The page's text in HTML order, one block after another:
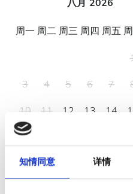
知情同意 详情
八月 2026
周一 周二周三 周四 周五
3
4 5 6 7
10
11 12 13 14
17
24
25 27 28